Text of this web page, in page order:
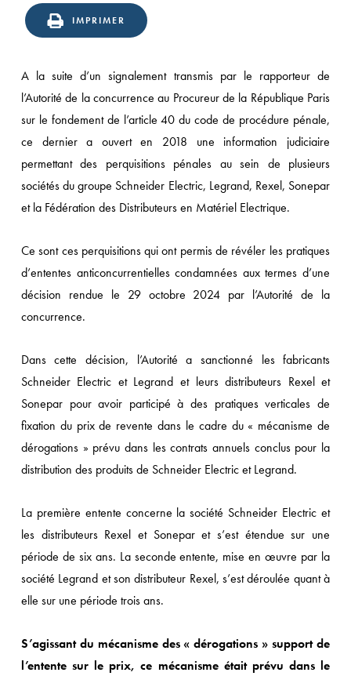
IMPRIMER
A la suite d’un signalement transmis par le rapporteur de
l’Autorité de la concurrence au Procureur de la République Paris
sur le fondement de l’article 40 du code de procédure pénale,
ce dernier a ouvert en 2018 une information judiciaire
permettant des perquisitions pénales au sein de plusieurs
sociétés du groupe Schneider Electric, Legrand, Rexel, Sonepar
et la Fédération des Distributeurs en Matériel Electrique.
Ce sont ces perquisitions qui ont permis de révéler les pratiques
d’ententes anticoncurrentielles condamnées aux termes d’une
décision rendue le 29 octobre 2024 par l’Autorité de la
concurrence.
Dans cette décision, l’Autorité a sanctionné les fabricants
Schneider Electric et Legrand et leurs distributeurs Rexel et
Sonepar pour avoir participé à des pratiques verticales de
fixation du prix de revente dans le cadre du « mécanisme de
dérogations » prévu dans les contrats annuels conclus pour la
distribution des produits de Schneider Electric et Legrand.
La première entente concerne la société Schneider Electric et
les distributeurs Rexel et Sonepar et s’est étendue sur une
période de six ans. La seconde entente, mise en œuvre par la
société Legrand et son distributeur Rexel, s’est déroulée quant à
elle sur une période trois ans.
S’agissant du mécanisme des « dérogations » support de
l’entente sur le prix, ce mécanisme était prévu dans le